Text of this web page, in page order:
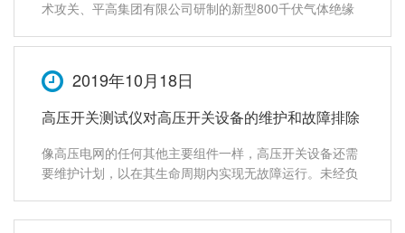
术攻关、平高集团有限公司研制的新型800千伏气体绝缘
范应用。这是继特高压GIS主设备国产化并示范应用后，
我国在GIS设备更新换代方面
2019年10月18日
高压开关测试仪对高压开关设备的维护和故障排除
像高压电网的任何其他主要组件一样，高压开关设备还需
要维护计划，以在其生命周期内实现无故障运行。未经负